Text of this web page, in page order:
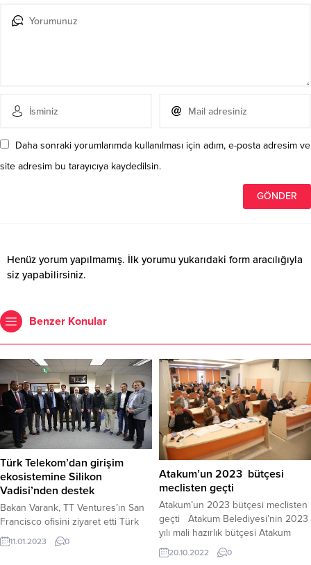
Daha sonraki yorumlarımda kullanılması için adım, e-posta adresim ve
site adresim bu tarayıcıya kaydedilsin.
Henüz yorum yapılmamış. İlk yorumu yukarıdaki form aracılığıyla
siz yapabilirsiniz.
Benzer Konular
Türk Telekom’dan girişim
ekosistemine Silikon
Vadisi’nden destek
Bakan Varank, TT Ventures’ın San
Francisco ofisini ziyaret etti Türk
Telekom, girişim ekosistemini,
teknoloji ve inovasyonun kalbinin
11.01.2023 0
Atakum’un 2023 bütçesi
meclisten geçti
Atakum’un 2023 bütçesi meclisten
geçti Atakum Belediyesi’nin 2023
yılı mali hazırlık bütçesi Atakum
Belediye Meclisi’nden geçti. 2023
yılı için gider bütçesi 770 milyon
20.10.2022 0